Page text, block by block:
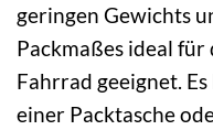
geringen Gewichts
Packmaßes ideal
Fahrrad geeignet.
einer Packtasche